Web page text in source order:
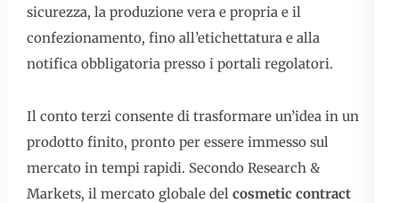
sicurezza, la produzione vera e propria e il
confezionamento, fino all’etichettatura e alla
notifica obbligatoria presso i portali regolatori.
Il conto terzi consente di trasformare un’idea in un
prodotto finito, pronto per essere immesso sul
mercato in tempi rapidi. Secondo Research &
Markets, il mercato globale del cosmetic contract